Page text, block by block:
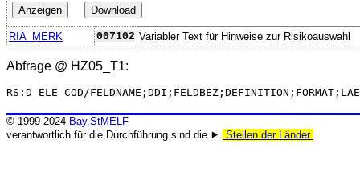
RIA_MERK 007102 Variabler Text für Hinweise zur Risikoauswahl
Abfrage @ HZ05_T1:
RS:D_ELE_COD/
© 1999-2024 Bay.StMELF
verantwortlich für die Durchführung sind die ⯈
Stellen der Länder